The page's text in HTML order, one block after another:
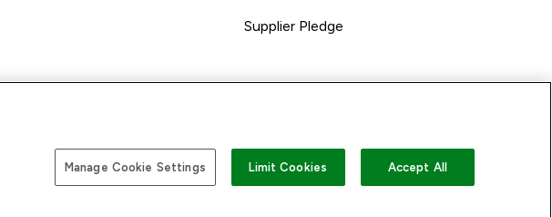
Supplier Pledge
Manage Cookie Settings Limit Cookies Accept All